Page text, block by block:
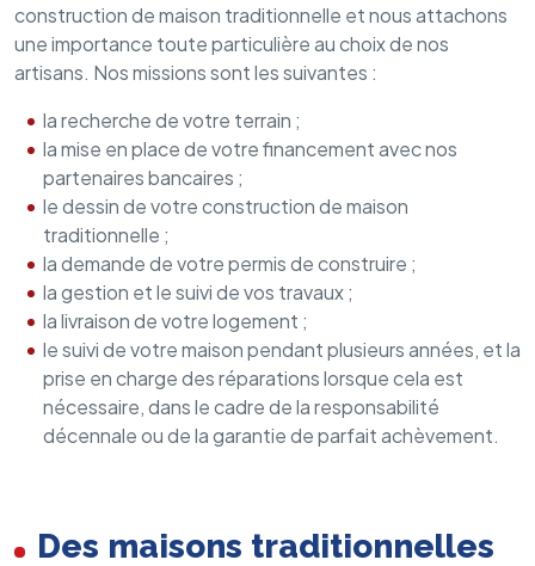
construction de maison traditionnelle et nous attachons
une importance toute particulière au choix de nos
artisans. Nos missions sont les suivantes :
la recherche de votre terrain ;
la mise en place de votre financement avec nos
partenaires bancaires ;
le dessin de votre construction de maison
traditionnelle ;
la demande de votre permis de construire ;
la gestion et le suivi de vos travaux ;
la livraison de votre logement ;
le suivi de votre maison pendant plusieurs années, et la
prise en charge des réparations lorsque cela est
nécessaire, dans le cadre de la responsabilité
décennale ou de la garantie de parfait achèvement.
Des maisons traditionnelles